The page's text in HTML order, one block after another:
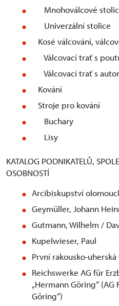
Mnohoválcové
Univerzální stolice
Kosé válcování,
Válcovací trať s
Válcovací trať s
Kování
Stroje pro kování
Buchary
Lisy
KATALOG PODNIKATELŮ,
OSOBNOSTÍ
Arcibiskupství
Geymüller, Johann
Gutmann, Wilhelm /
Kupelwieser, Paul
První rakousko-
Reichswerke AG für
„Hermann Göring“ (AG
Göring“)